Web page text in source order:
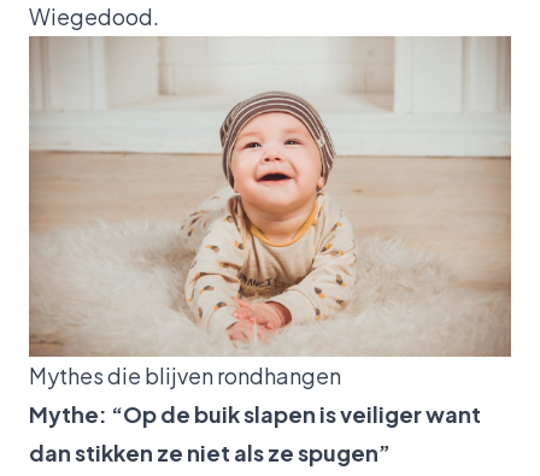
Wiegedood.
Mythes die blijven rondhangen
Mythe: “Op de buik slapen is veiliger want
dan stikken ze niet als ze spugen”